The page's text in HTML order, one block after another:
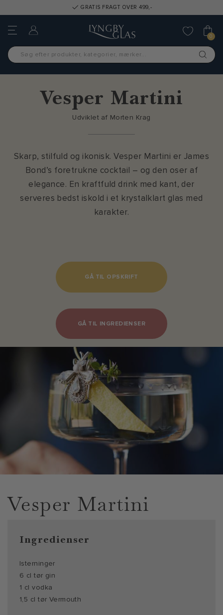
GRATIS FRAGT OVER 499,-
0
Vesper Martini
Udviklet af Morten Krag
Skarp, stilfuld og ikonisk. Vesper Martini er James
Bond’s foretrukne cocktail – og den oser af
elegance. En kraftfuld drink med kant, der
serveres bedst iskold i et krystalklart glas med
karakter.
GÅ TIL OPSKRIFT
GÅ TIL INGREDIENSER
Vesper Martini
Ingredienser
Isterninger
6 cl tør gin
1 cl vodka
1,5 cl tør Vermouth